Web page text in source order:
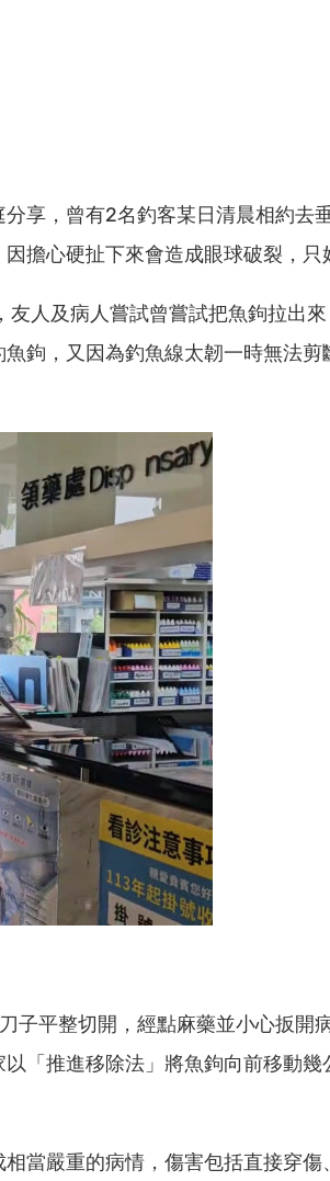
享，曾有2名釣客某日清晨相約去
擔心硬扯下來會造成眼球破裂，只
人及病人嘗試曾嘗試把魚鉤拉出
鉤，又因為釣魚線太韌一時無法
子平整切開，經點麻藥並小心扳開
「推進移除法」將魚鉤向前移動幾
當嚴重的病情，傷害包括直接穿